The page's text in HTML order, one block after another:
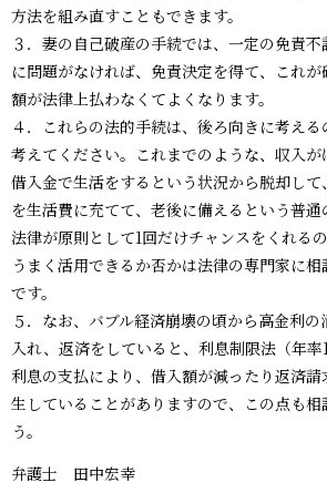
方法を組み直すこともできます。
３．妻の自己破産の手続では、一定の免責
に問題がなければ、免責決定を得て、これ
額が法律上払わなくてよくなります。
４．これらの法的手続は、後ろ向きに考え
考えてください。これまでのような、収入
借入金で生活をするという状況から脱却して
を生活費に充てて、老後に備えるという普通
法律が原則として1回だけチャンスをくれる
うまく活用できるか否かは法律の専門家に
です。
５．なお、バブル経済崩壊の頃から高金利
入れ、返済をしていると、利息制限法（年
利息の支払により、借入額が減ったり返済
生していることがありますので、この点も相
う。
弁護士 田中宏幸